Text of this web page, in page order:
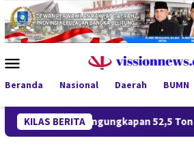
Loncat
ke
konten
Mobile
Beranda Nasional Daerah BUMN
KILAS BERITA
Pengungkapan 52,5 Ton Pasir